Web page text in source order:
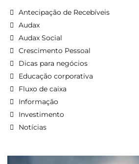
Antecipação de Recebíveis
Audax
Audax Social
Crescimento Pessoal
Dicas para negócios
Educação corporativa
Fluxo de caixa
Informação
Investimento
Notícias